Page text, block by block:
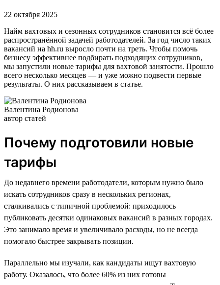
22 октября 2025
Найм вахтовых и сезонных сотрудников становится всё более
распространённой задачей работодателей. За год число таких
вакансий на hh.ru выросло почти на треть. Чтобы помочь
бизнесу эффективнее подбирать подходящих сотрудников,
мы запустили новые тарифы для вахтовой занятости. Прошло
всего несколько месяцев — и уже можно подвести первые
результаты. О них рассказываем в статье.
Валентина Родионова
автор статей
Почему подготовили новые
тарифы
До недавнего времени работодатели, которым нужно было
искать сотрудников сразу в нескольких регионах,
сталкивались с типичной проблемой: приходилось
публиковать десятки одинаковых вакансий в разных городах.
Это занимало время и увеличивало расходы, но не всегда
помогало быстрее закрывать позиции.
Параллельно мы изучали, как кандидаты ищут вахтовую
работу. Оказалось, что более 60% из них готовы